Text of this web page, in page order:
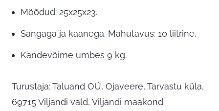
Mõõdud: 25x25x23.
Sangaga ja kaanega. Mahutavus: 10 liitrine.
Kandevõime umbes 9 kg.
Turustaja: Taluand OÜ, Ojaveere, Tarvastu küla,
69715 Viljandi vald, Viljandi maakond